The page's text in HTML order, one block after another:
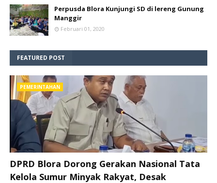
Perpusda Blora Kunjungi SD di lereng Gunung
Manggir
Februari 01, 2020
FEATURED POST
PEMERINTAHAN
DPRD Blora Dorong Gerakan Nasional Tata
Kelola Sumur Minyak Rakyat, Desak